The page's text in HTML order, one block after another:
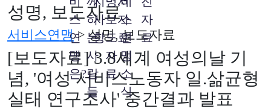
스
연
맹
은?
하
는
사
람
들
사
항
보
도
자
료
스
연
맹
소
식
자
료
자
료
성명, 보도자료
서비스연맹>성명, 보도자료
[보도자료] 3.8세계 여성의날 기
념, '여성 서비스노동자 일.삶균형
실태 연구조사' 중간결과 발표